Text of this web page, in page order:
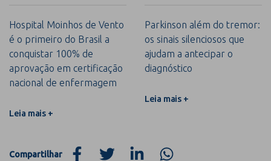
Hospital Moinhos de Vento
é o primeiro do Brasil a
conquistar 100% de
aprovação em certificação
nacional de enfermagem
Leia mais +
Parkinson além do tremor:
os sinais silenciosos que
ajudam a antecipar o
diagnóstico
Leia mais +
Compartilhar